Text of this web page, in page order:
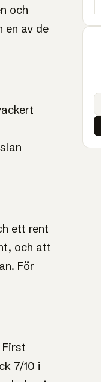
och
en av de
ett rent
och att
För
7/10 i